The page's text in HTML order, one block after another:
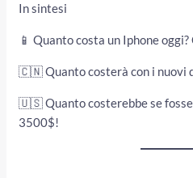
In sintesi
📱 Quanto costa un Iphone
🇨🇳 Quanto costerà con i nuovi
🇺🇸 Quanto costerebbe se
3500$!